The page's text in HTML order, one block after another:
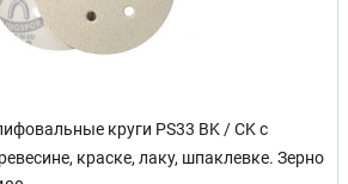
круги PS33 BK / CK с
краске, лаку, шпаклевке. Зерно